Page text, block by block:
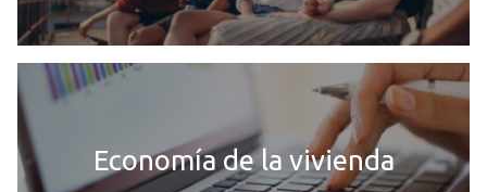
Economía de la vivienda